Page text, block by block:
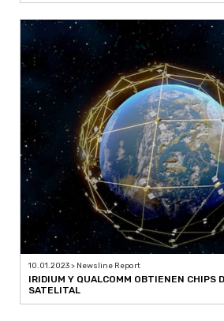
10.01.2023 > Newsline Report
IRIDIUM Y QUALCOMM OBTIENEN CHIPS
SATELITAL